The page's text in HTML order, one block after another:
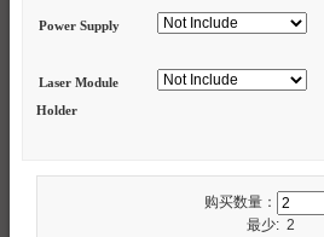
Power Supply
Laser Module
Holder
购买数量：
最少: 2